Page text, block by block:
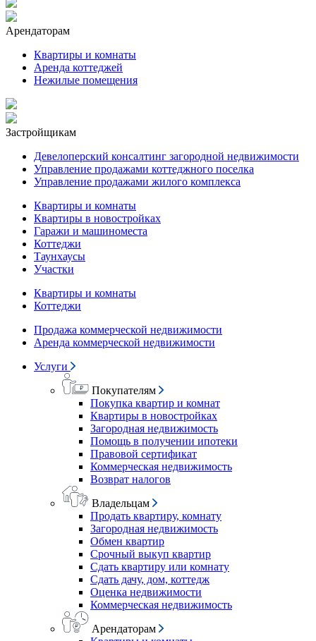
Арендаторам
Квартиры и комнаты
Аренда коттеджей
Нежилые помещения
Застройщикам
Девелоперский консалтинг загородной недвижимости
Управление продажами коттеджного поселка
Управление продажами жилого комплекса
Квартиры и комнаты
Квартиры в новостройках
Гаражи и машиноместа
Коттеджи
Таунхаусы
Участки
Квартиры и комнаты
Коттеджи
Продажа коммерческой недвижимости
Аренда коммерческой недвижимости
Услуги
Покупателям
Покупка квартир и комнат
Квартиры в новостройках
Загородная недвижимость
Помощь в получении ипотеки
Правовой сертификат
Коммерческая недвижимость
Возврат налогов
Владельцам
Продать квартиру, комнату
Загородная недвижимость
Обмен квартир
Срочный выкуп квартир
Сдать квартиру или комнату
Сдать дачу, дом, коттедж
Оценка недвижимости
Коммерческая недвижимость
Арендаторам